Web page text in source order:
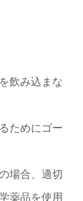
飲み込まな
ためにゴー
場合、適切
薬品を使用